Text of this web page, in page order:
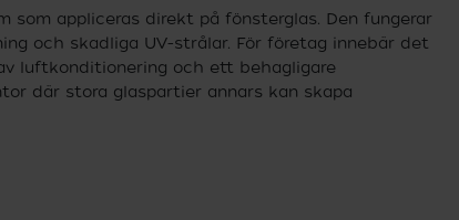
som appliceras direkt på fönsterglas. Den fungerar
och skadliga UV-strålar. För företag innebär det
luftkonditionering och ett behagligare
där stora glaspartier annars kan skapa